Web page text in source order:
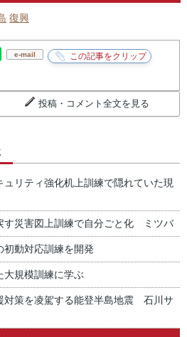
復興
e-mail
投稿・コメント全文を見る
リティ強化机上訓練で隠れていた現
す災害図上訓練で自分ごと化 ミツバ
初動対応訓練を開発
大規模訓練に学ぶ
対策を凌駕する能登半島地震 石川サ